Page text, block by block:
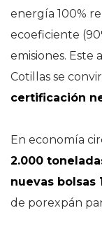
energía 100%
ecoeficiente
emisiones. Este
Cotillas se
certificación
En economía
2.000
nuevas bolsas
de porexpán